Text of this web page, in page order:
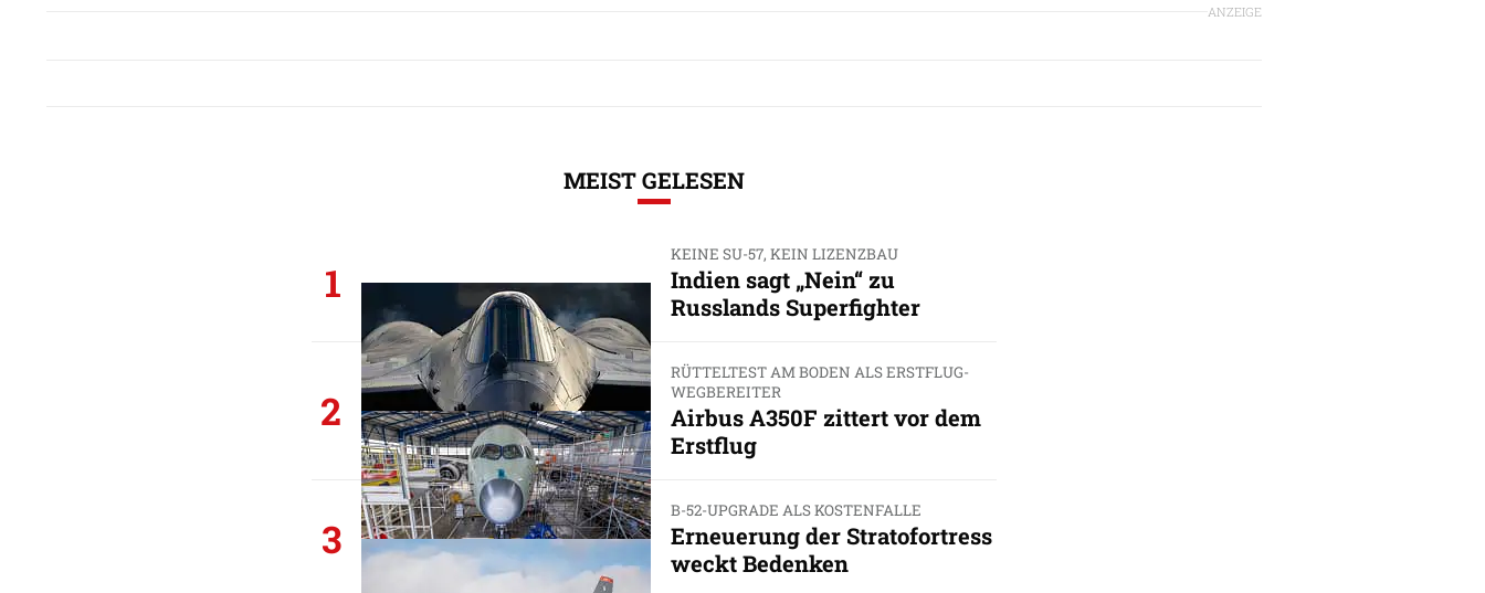
ANZEIGE
MEIST GELESEN
1
KEINE SU-57, KEIN LIZENZBAU
Indien sagt „Nein“ zu
Russlands Superfighter
2
RÜTTELTEST AM BODEN ALS ERSTFLUG-
WEGBEREITER
Airbus A350F zittert vor dem
Erstflug
3
B-52-UPGRADE ALS KOSTENFALLE
Erneuerung der Stratofortress
weckt Bedenken